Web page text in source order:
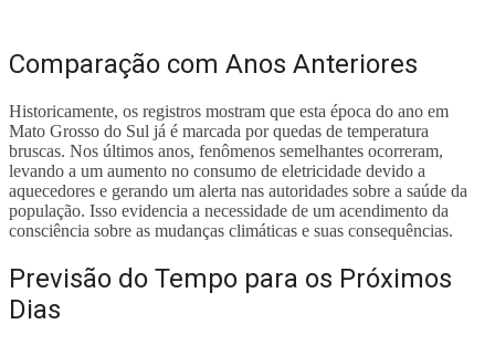
Comparação com Anos Anteriores
Historicamente, os registros mostram que esta época do ano em
Mato Grosso do Sul já é marcada por quedas de temperatura
bruscas. Nos últimos anos, fenômenos semelhantes ocorreram,
levando a um aumento no consumo de eletricidade devido a
aquecedores e gerando um alerta nas autoridades sobre a saúde da
população. Isso evidencia a necessidade de um acendimento da
consciência sobre as mudanças climáticas e suas consequências.
Previsão do Tempo para os Próximos
Dias